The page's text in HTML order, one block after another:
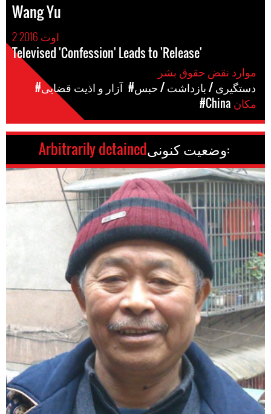
Wang Yu
2 اوت 2016
Televised 'Confession' Leads to 'Release'
#آزار و اذیت قضایی
#دستگیری / بازداشت / حبس
#China
وضعیت کنونی: Arbitrarily detained